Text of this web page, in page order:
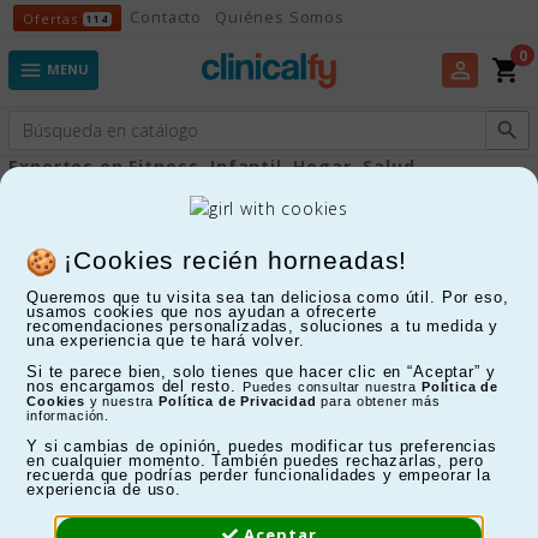
¡Cookies recién horneadas!
Queremos que tu visita sea tan deliciosa como útil. Por eso,
usamos cookies que nos ayudan a ofrecerte
recomendaciones personalizadas, soluciones a tu medida y
una experiencia que te hará volver.
Si te parece bien, solo tienes que hacer clic en “Aceptar” y
nos encargamos del resto.
Puedes consultar nuestra Política de
Cookies y nuestra Política de Privacidad para obtener más
información.
Y si cambias de opinión, puedes modificar tus preferencias
en cualquier momento. También puedes rechazarlas, pero
recuerda que podrías perder funcionalidades y empeorar la
experiencia de uso.
Ofertas 114 Ofertas
Contacto Quiénes Somos
 MENU perm_identity shopping_cart
0
Expertos en Fitness, Infantil, Hogar, Salud...

FILTRAR
Mostrando 1-24 de 55 artículo(s)